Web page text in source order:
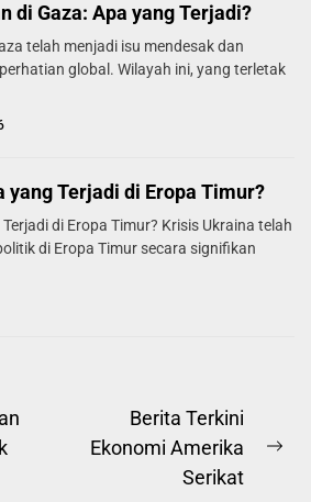
di Gaza: Apa yang Terjadi?
telah menjadi isu mendesak dan
global. Wilayah ini, yang terletak
yang Terjadi di Eropa Timur?
di Eropa Timur? Krisis Ukraina telah
di Eropa Timur secara signifikan
Berita Terkini
Ekonomi Amerika
Serikat